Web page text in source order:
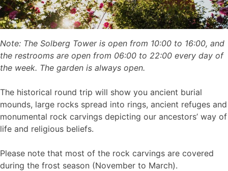
Note: The Solberg Tower is open from 10:00 to 16:00, and
the restrooms are open from 06:00 to 22:00 every day of
the week. The garden is always open.
The historical round trip will show you ancient burial
mounds, large rocks spread into rings, ancient refuges and
monumental rock carvings depicting our ancestors’ way of
life and religious beliefs.
Please note that most of the rock carvings are covered
during the frost season (November to March).